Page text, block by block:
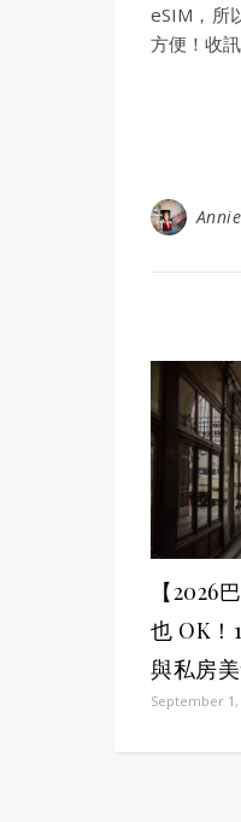
eSIM，所
方便！收
【2026
也 OK！
與私房
September 1,